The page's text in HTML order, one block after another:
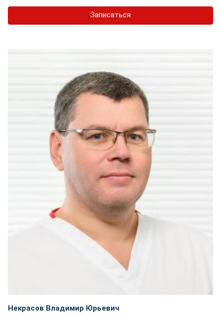
Записаться
Некрасов Владимир Юрьевич